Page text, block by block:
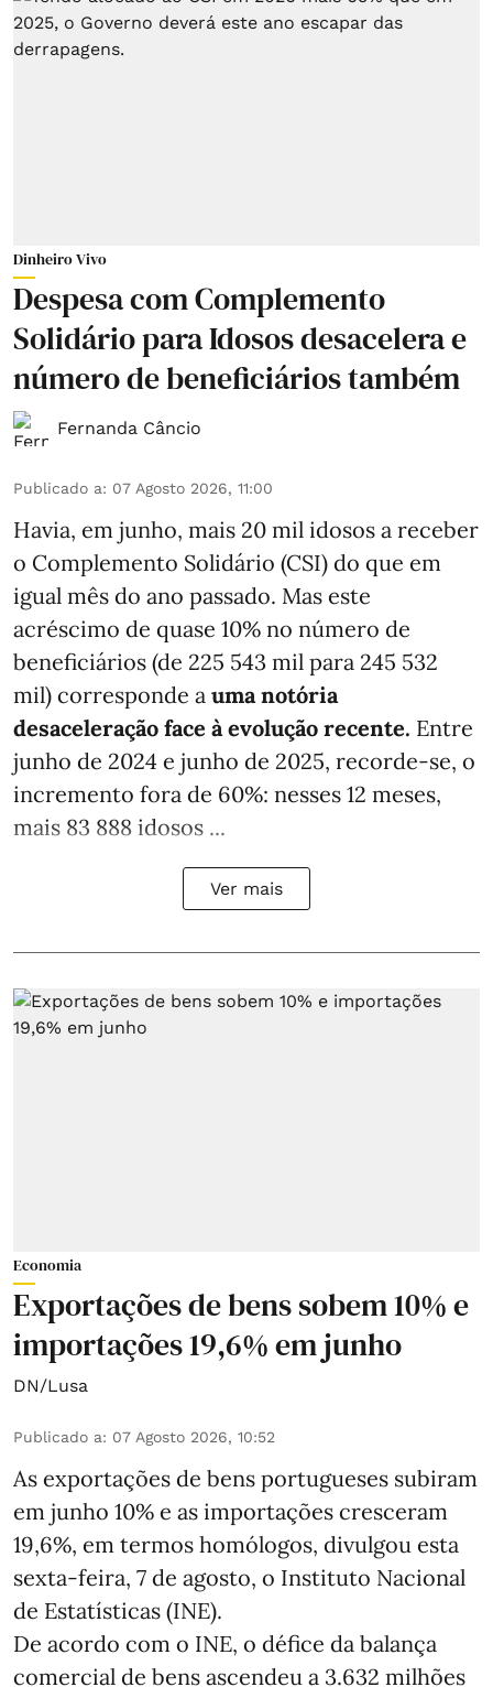
Dinheiro Vivo
Despesa com Complemento
Solidário para Idosos desacelera e
número de beneficiários também
Fernanda Câncio
Publicado a: 07 Agosto 2026, 11:00
Havia, em junho, mais 20 mil idosos a receber
o Complemento Solidário (CSI) do que em
igual mês do ano passado. Mas este
acréscimo de quase 10% no número de
beneficiários (de 225 543 mil para 245 532
mil) corresponde a uma notória
desaceleração face à evolução recente. Entre
junho de 2024 e junho de 2025, recorde-se, o
incremento fora de 60%: nesses 12 meses,
mais 83 888 idosos ...
Ver mais
Economia
Exportações de bens sobem 10% e
importações 19,6% em junho
DN/Lusa
Publicado a: 07 Agosto 2026, 10:52
As exportações de bens portugueses subiram
em junho 10% e as importações cresceram
19,6%, em termos homólogos, divulgou esta
sexta-feira, 7 de agosto, o Instituto Nacional
de Estatísticas (INE).
De acordo com o INE, o défice da balança
comercial de bens ascendeu a 3.632 milhões